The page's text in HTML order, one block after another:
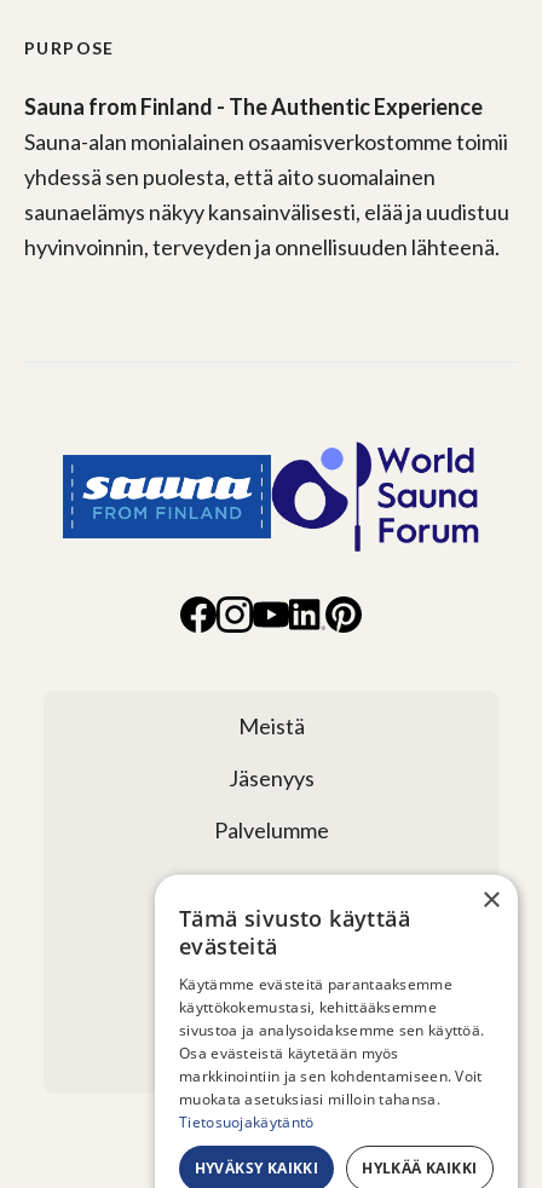
PURPOSE
Sauna from Finland - The Authentic Experience
Sauna-alan monialainen osaamisverkostomme toimii
yhdessä sen puolesta, että aito suomalainen
saunaelämys näkyy kansainvälisesti, elää ja uudistuu
hyvinvoinnin, terveyden ja onnellisuuden lähteenä.
Meistä
Jäsenyys
Palvelumme
Verkostomme
Tapahtumat
Uutiset ja artikkelit
Yhteystiedot
×
Tämä sivusto käyttää
evästeitä
Käytämme evästeitä parantaaksemme
käyttökokemustasi, kehittääksemme
sivustoa ja analysoidaksemme sen käyttöä.
Osa evästeistä käytetään myös
markkinointiin ja sen kohdentamiseen. Voit
muokata asetuksiasi milloin tahansa.
Tietosuojakäytäntö
HYVÄKSY KAIKKI HYLKÄÄ KAIKKI